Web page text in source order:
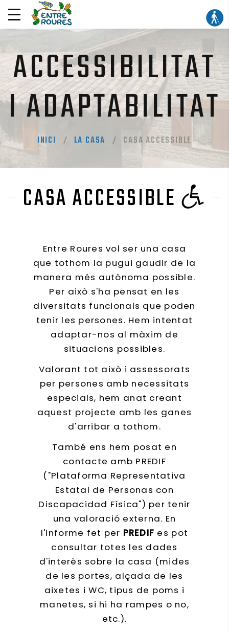
ACCESSIBILITAT
I ADAPTABILITAT
INICI LA CASA CASA ACCESSIBLE
CASA ACCESSIBLE
Entre Roures vol ser una casa
que tothom la pugui gaudir de la
manera més autònoma possible.
Per això s'ha pensat en les
diversitats funcionals que poden
tenir les persones. Hem intentat
adaptar-nos al màxim de
situacions possibles.
Valorant tot això i assessorats
per persones amb necessitats
especials, hem anat creant
aquest projecte amb les ganes
d'arribar a tothom.
També ens hem posat en
contacte amb PREDIF
("Plataforma Representativa
Estatal de Personas con
Discapacidad Física") per tenir
una valoració externa. En
l'informe fet per PREDIF es pot
consultar totes les dades
d'interès sobre la casa (mides
de les portes, alçada de les
aixetes i WC, tipus de poms i
manetes, si hi ha rampes o no,
etc.).